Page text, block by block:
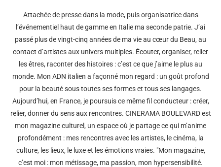
Attachée de presse dans la mode, puis organisatrice dans
l’événementiel haut de gamme en Italie ma seconde patrie. J’ai
passé plus de vingt-cinq années de ma vie au cœur du Beau, au
contact d’artistes aux univers multiples. Écouter, organiser, relier
les êtres, raconter des histoires : c’est ce que j’aime le plus au
monde. Mon ADN italien a façonné mon regard : un goût profond
pour la beauté sous toutes ses formes et tous ses langages.
Aujourd’hui, en France, je poursuis ce même fil conducteur : créer,
relier, donner du sens aux rencontres. CINERAMA BOULEVARD est
mon magazine culturel, un espace où je partage ce qui m’anime
profondément : mes rencontres avec les artistes, le cinéma, la
culture, les lieux, le luxe et les émotions vraies. "Mon magazine,
c’est moi : mon métissage, ma passion, mon hypersensibilité.